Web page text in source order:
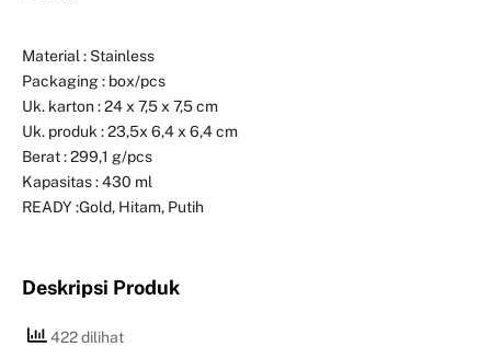
Material : Stainless
Packaging : box/pcs
Uk. karton : 24 x 7,5 x 7,5 cm
Uk. produk : 23,5x 6,4 x 6,4 cm
Berat : 299,1 g/pcs
Kapasitas : 430 ml
READY :Gold, Hitam, Putih
Deskripsi Produk
422 dilihat